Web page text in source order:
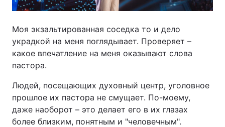
Моя экзальтированная соседка то и дело
украдкой на меня поглядывает. Проверяет –
какое впечатление на меня оказывают слова
пастора.
Людей, посещающих духовный центр, уголовное
прошлое их пастора не смущает. По-моему,
даже наоборот – это делает его в их глазах
более близким, понятным и "человечным".